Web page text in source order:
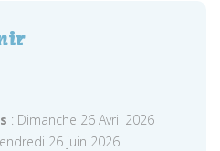
: Dimanche 26 Avril 2026
26 juin 2026